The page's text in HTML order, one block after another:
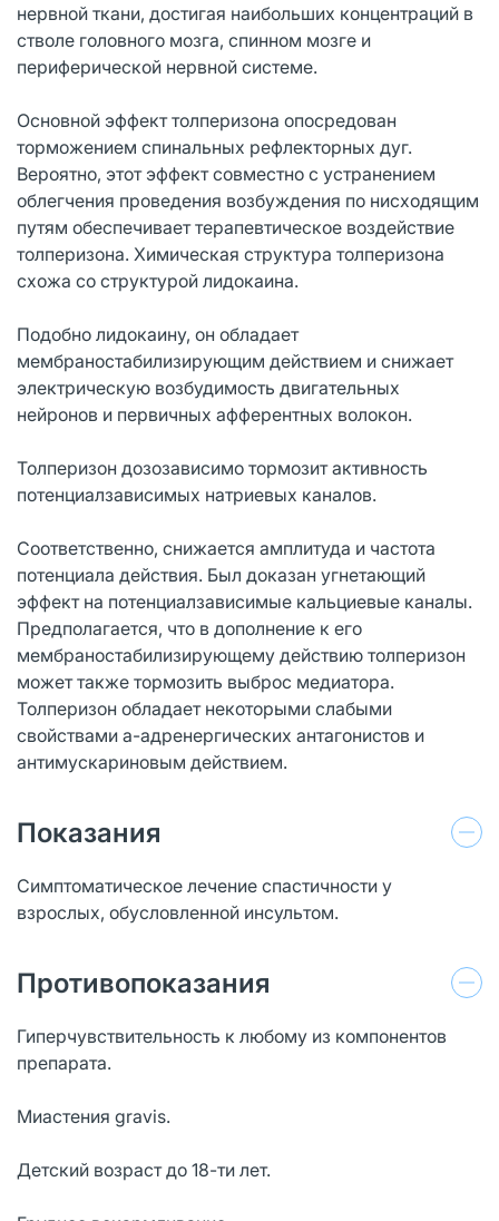
нервной ткани, достигая наибольших концентраций в
стволе головного мозга, спинном мозге и
периферической нервной системе.
Основной эффект толперизона опосредован
торможением спинальных рефлекторных дуг.
Вероятно, этот эффект совместно с устранением
облегчения проведения возбуждения по нисходящим
путям обеспечивает терапевтическое воздействие
толперизона. Химическая структура толперизона
схожа со структурой лидокаина.
Подобно лидокаину, он обладает
мембраностабилизирующим действием и снижает
электрическую возбудимость двигательных
нейронов и первичных афферентных волокон.
Толперизон дозозависимо тормозит активность
потенциалзависимых натриевых каналов.
Соответственно, снижается амплитуда и частота
потенциала действия. Был доказан угнетающий
эффект на потенциалзависимые кальциевые каналы.
Предполагается, что в дополнение к его
мембраностабилизирующему действию толперизон
может также тормозить выброс медиатора.
Толперизон обладает некоторыми слабыми
свойствами а-адренергических антагонистов и
антимускариновым действием.
Показания
Симптоматическое лечение спастичности у
взрослых, обусловленной инсультом.
Противопоказания
Гиперчувствительность к любому из компонентов
препарата.
Миастения gravis.
Детский возраст до 18-ти лет.